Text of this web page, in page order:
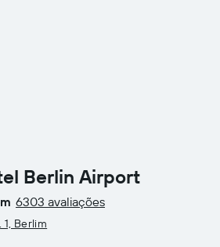
Berlin Airport
6303 avaliações
Berlim